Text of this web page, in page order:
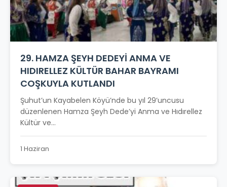
29. HAMZA ŞEYH DEDEYİ ANMA VE
HIDIRELLEZ KÜLTÜR BAHAR BAYRAMI
COŞKUYLA KUTLANDI
Şuhut’un Kayabelen Köyü’nde bu yıl 29’uncusu
düzenlenen Hamza Şeyh Dede’yi Anma ve Hıdırellez
Kültür ve...
1 Haziran